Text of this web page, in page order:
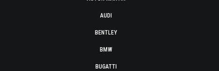
AUDI
BENTLEY
BMW
BUGATTI